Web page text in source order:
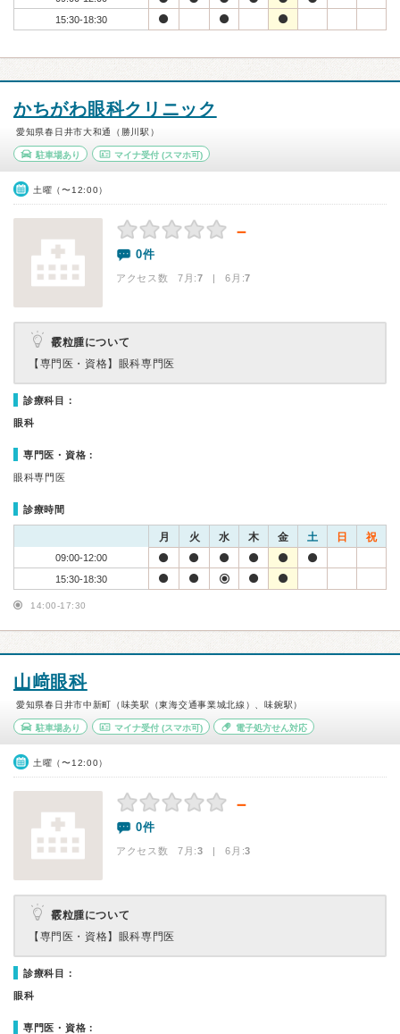
15:30-18:30
かちがわ眼科クリニック
愛知県春日井市大和通（勝川駅）
駐車場あり マイナ受付(スマホ可)
土曜（〜12:00）
－
0件
アクセス数 7月:7 | 6月:7
霰粒腫について
【専門医・資格】 眼科専門医
診療科目：
眼科
専門医・資格：
眼科専門医
診療時間
月 火 水 木 金 土 日 祝
09:00-12:00
15:30-18:30
14:00-17:30
山﨑眼科
愛知県春日井市中新町（味美駅（東海交通事業城北線）、味鋺駅）
駐車場あり マイナ受付(スマホ可) 電子処方せん対応
土曜（〜12:00）
－
0件
アクセス数 7月:3 | 6月:3
霰粒腫について
【専門医・資格】 眼科専門医
診療科目：
眼科
専門医・資格：